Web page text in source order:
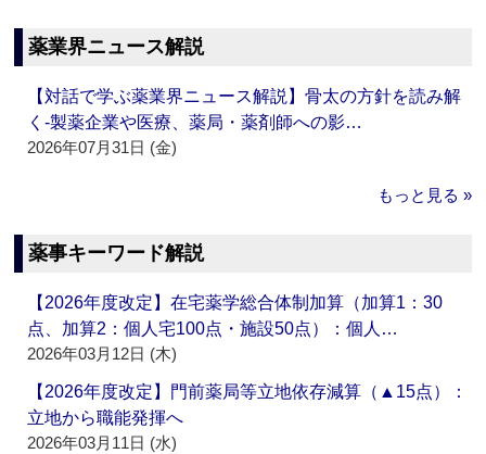
薬業界ニュース解説
【対話で学ぶ薬業界ニュース解説】骨太の方針を読み解
く‐製薬企業や医療、薬局・薬剤師への影…
2026年07月31日 (金)
もっと見る »
薬事キーワード解説
【2026年度改定】在宅薬学総合体制加算（加算1：30
点、加算2：個人宅100点・施設50点）：個人…
2026年03月12日 (木)
【2026年度改定】門前薬局等立地依存減算（▲15点）：
立地から職能発揮へ
2026年03月11日 (水)